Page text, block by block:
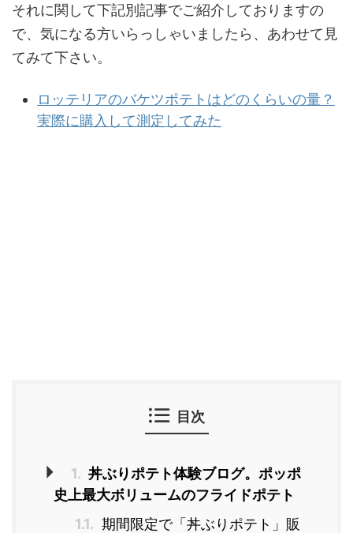
それに関して下記別記事でご紹介しておりますの
で、気になる方いらっしゃいましたら、あわせて見
てみて下さい。
ロッテリアのバケツポテトはどのくらいの量？
実際に購入して測定してみた
目次
1. 丼ぶりポテト体験ブログ。ポッポ
史上最大ボリュームのフライドポテト
1.1. 期間限定で「丼ぶりポテト」販